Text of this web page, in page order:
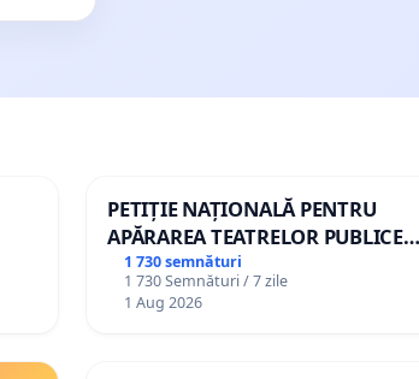
PETIȚIE NAȚIONALĂ PENTRU
APĂRAREA TEATRELOR PUBLICE
DE REPERTORIU DIN ROMÂNIA
1 730 semnături
1 730 Semnături / 7 zile
1 Aug 2026